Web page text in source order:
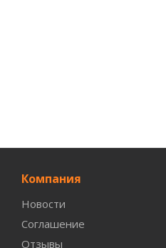
Компания
Новости
Соглашение
Отзывы